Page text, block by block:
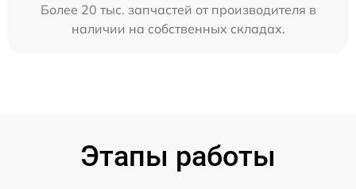
Более 20 тыс. запчастей от производителя в
наличии на собственных складах.
Этапы работы